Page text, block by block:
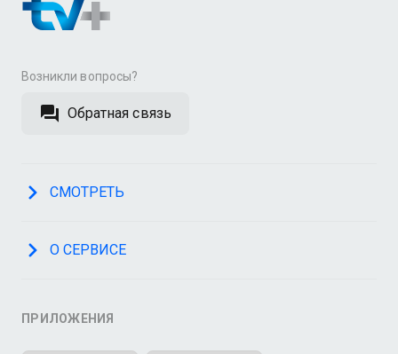
Возникли вопросы?
Обратная связь
СМОТРЕТЬ
О СЕРВИСЕ
ПРИЛОЖЕНИЯ